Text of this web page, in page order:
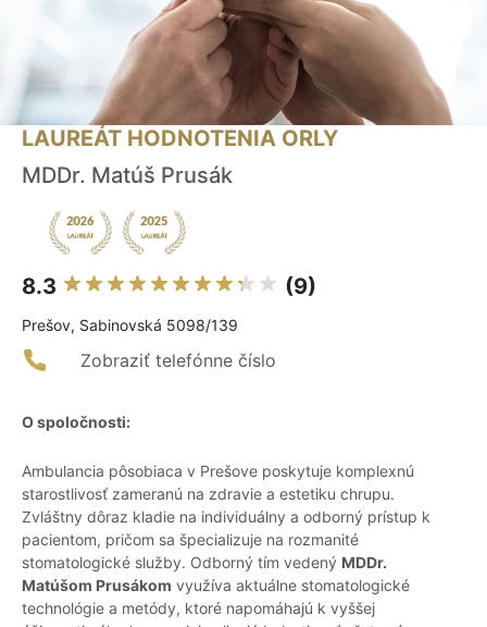
LAUREÁT HODNOTENIA ORLY
MDDr. Matúš Prusák
8.3 (9)
Prešov, Sabinovská 5098/139
Zobraziť telefónne číslo
O spoločnosti:
Ambulancia pôsobiaca v Prešove poskytuje komplexnú
starostlivosť zameranú na zdravie a estetiku chrupu.
Zvláštny dôraz kladie na individuálny a odborný prístup k
pacientom, pričom sa špecializuje na rozmanité
stomatologické služby. Odborný tím vedený MDDr.
Matúšom Prusákom využíva aktuálne stomatologické
technológie a metódy, ktoré napomáhajú k vyššej